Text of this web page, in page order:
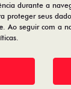
pela DEALERSPACE
durante a
proteger seus
. Ao seguir com a